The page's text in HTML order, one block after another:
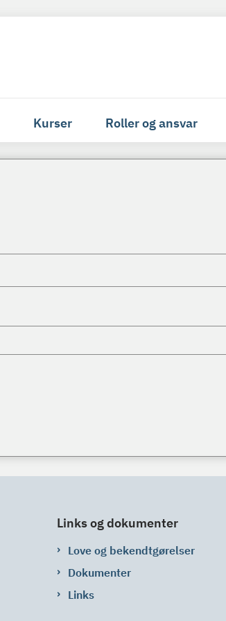
Kurser Roller og ansvar
Links og dokumenter
Love og bekendtgørelser
Dokumenter
Links